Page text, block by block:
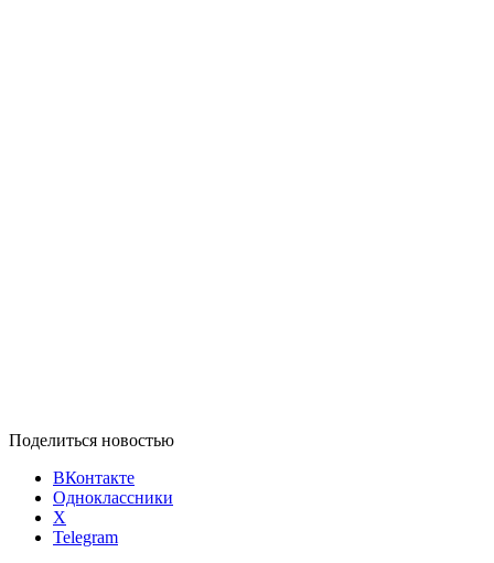
Поделиться новостью
ВКонтакте
Одноклассники
X
Telegram